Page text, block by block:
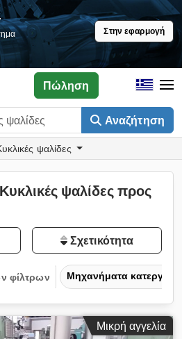
Στην εφαρμογή
Αναζήτηση
Πώληση
ψαλίδες
ψαλίδες προς
Σχετικότητα
φίλτρων Μηχανήματα
Μικρή αγγελία